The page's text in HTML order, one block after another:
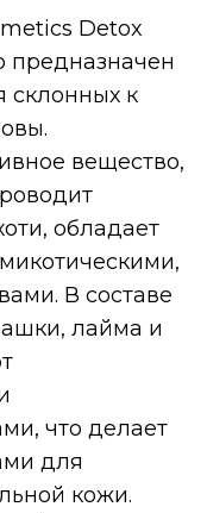
Detox
предназначен
склонных к
вещество,
обладает
В составе
лайма и
что делает
для
кожи.